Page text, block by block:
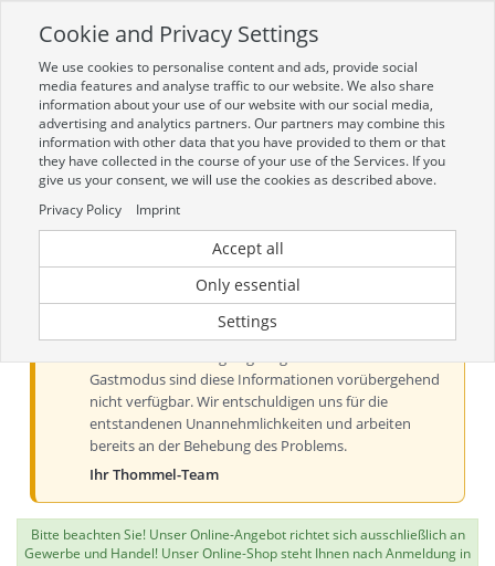
Zur mobilen Kompaktversion (Login erforderlich)
Toggle
navigation
Aktueller Hinweis zu Preisen und
Verfügbarkeiten
Liebe Kundinnen und Kunden, derzeit können Preise
und Verfügbarkeiten aus technischen Gründen nur
Gastmodus sind diese Informationen vorübergehend
nicht verfügbar. Wir entschuldigen uns für die
entstandenen Unannehmlichkeiten und arbeiten
bereits an der Behebung des Problems.
Ihr Thommel-Team
Bitte beachten Sie! Unser Online-Angebot richtet sich ausschließlich an
Gewerbe und Handel! Unser Online-Shop steht Ihnen nach Anmeldung in
Cookie and Privacy Settings
We use cookies to personalise content and ads, provide social
media features and analyse traffic to our website. We also share
information about your use of our website with our social media,
advertising and analytics partners. Our partners may combine this
information with other data that you have provided to them or that
they have collected in the course of your use of the Services. If you
give us your consent, we will use the cookies as described above.
Privacy Policy
Imprint
Accept all
Only essential
Settings